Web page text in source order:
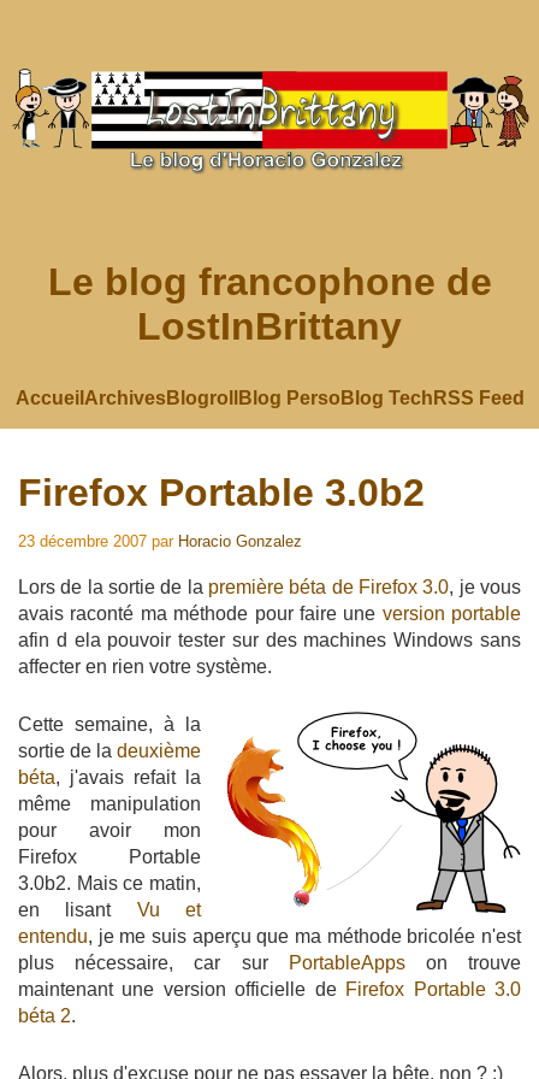
Le blog francophone de
LostInBrittany
Accueil ArchivesBlogroll Blog Perso Blog Tech RSS Feed
Firefox Portable 3.0b2
23 décembre 2007 par Horacio Gonzalez
Lors de la sortie de la première béta de Firefox 3.0, je vous
avais raconté ma méthode pour faire une version portable
afin d ela pouvoir tester sur des machines Windows sans
affecter en rien votre système.
Cette semaine, à la
sortie de la deuxième
béta, j'avais refait la
même manipulation
pour avoir mon
Firefox Portable
3.0b2. Mais ce matin,
en lisant Vu et
entendu, je me suis aperçu que ma méthode bricolée n'est
plus nécessaire, car sur
PortableAppson trouve
maintenant une version officielle de Firefox Portable 3.0
béta 2.
Alors, plus d'excuse pour ne pas essayer la bête, non ? ;)